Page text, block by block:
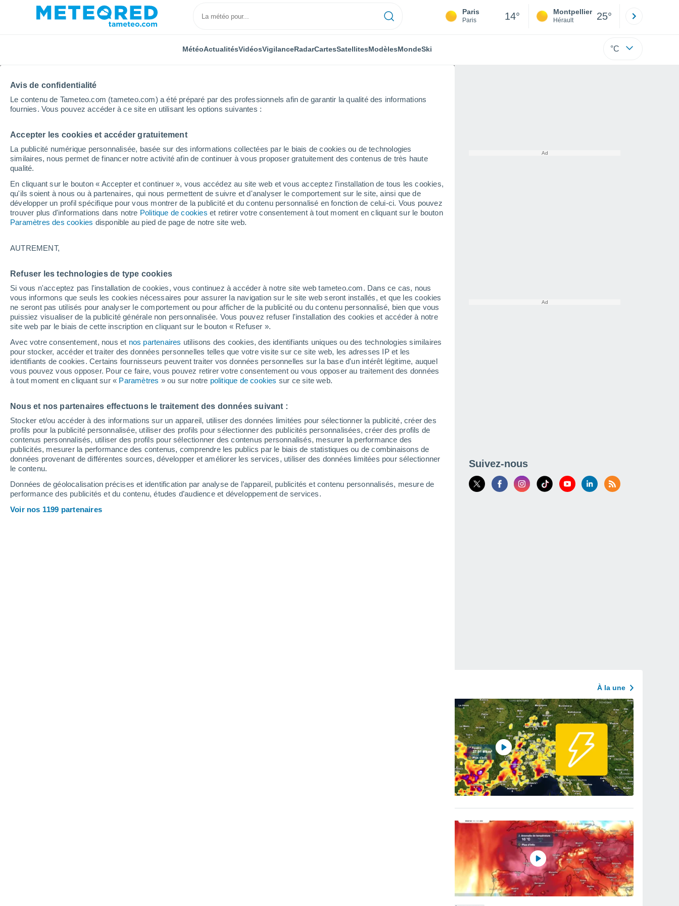
Avis de confidentialité
Le contenu de Tameteo.com (tameteo.com) a été préparé par des professionnels afin de garantir la qualité des informations
fournies. Vous pouvez accéder à ce site en utilisant les options suivantes :
Accepter les cookies et accéder gratuitement
La publicité numérique personnalisée, basée sur des informations collectées par le biais de cookies ou de technologies
similaires, nous permet de financer notre activité afin de continuer à vous proposer gratuitement des contenus de très haute
qualité.
En cliquant sur le bouton « Accepter et continuer », vous accédez au site web et vous acceptez l'installation de tous les cookies,
qu'ils soient à nous ou à partenaires, qui nous permettent de suivre et d'analyser le comportement sur le site, ainsi que de
développer un profil spécifique pour vous montrer de la publicité et du contenu personnalisé en fonction de celui-ci. Vous pouvez
trouver plus d'informations dans notre Politique de cookies et retirer votre consentement à tout moment en cliquant sur le bouton
Paramètres des cookies disponible au pied de page de notre site web.
AUTREMENT,
Refuser les technologies de type cookies
Si vous n'acceptez pas l'installation de cookies, vous continuez à accéder à notre site web tameteo.com. Dans ce cas, nous
vous informons que seuls les cookies nécessaires pour assurer la navigation sur le site web seront installés, et que les cookies
ne seront pas utilisés pour analyser le comportement ou pour afficher de la publicité ou du contenu personnalisé, bien que vous
puissiez visualiser de la publicité générale non personnalisée. Vous pouvez refuser l'installation des cookies et accéder à notre
site web par le biais de cette inscription en cliquant sur le bouton « Refuser ».
Avec votre consentement, nous et nos partenaires utilisons des cookies, des identifiants uniques ou des technologies similaires
pour stocker, accéder et traiter des données personnelles telles que votre visite sur ce site web, les adresses IP et les
identifiants de cookies. Certains fournisseurs peuvent traiter vos données personnelles sur la base d'un intérêt légitime, auquel
vous pouvez vous opposer. Pour ce faire, vous pouvez retirer votre consentement ou vous opposer au traitement des données
à tout moment en cliquant sur « Paramètres » ou sur notre politique de cookies sur ce site web.
Nous et nos partenaires effectuons le traitement des données suivant :
Stocker et/ou accéder à des informations sur un appareil, utiliser des données limitées pour sélectionner la publicité, créer des
profils pour la publicité personnalisée, utiliser des profils pour sélectionner des publicités personnalisées, créer des profils de
contenus personnalisés, utiliser des profils pour sélectionner des contenus personnalisés, mesurer la performance des
publicités, mesurer la performance des contenus, comprendre les publics par le biais de statistiques ou de combinaisons de
données provenant de différentes sources, développer et améliorer les services, utiliser des données limitées pour sélectionner
le contenu.
Données de géolocalisation précises et identification par analyse de l’appareil, publicités et contenu personnalisés, mesure de
performance des publicités et du contenu, études d’audience et développement de services.
Voir nos 1199 partenaires
Paris
Paris 14° Montpellier
Hérault 25°
MétéoActualitésVidéosVigilanceRadarCartesSatellitesModèlesMondeSki °C
Accueil Arménie Lorri
Météo Lorri
Aujourd´hui, 7 août Toute la journée Symbole
Margahovit
25°
16°
Odzun
11°
22°
14°
Stepanavan
13°
Vanadzor
Leaflet
Suivez-nous
À la une